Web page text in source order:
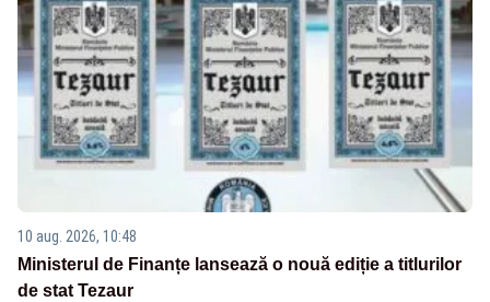
10 aug. 2026, 10:48
Ministerul de Finanțe lansează o nouă ediție a titlurilor
de stat Tezaur